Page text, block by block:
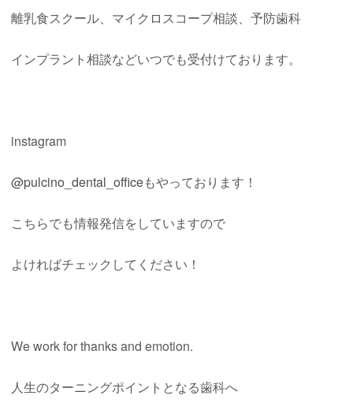
離乳食スクール、マイクロスコープ相談、予防歯科
インプラント相談などいつでも受付けております。
instagram
@pulcino_dental_officeもやっております！
こちらでも情報発信をしていますので
よければチェックしてください！
We work for thanks and emotion.
人生のターニングポイントとなる歯科へ